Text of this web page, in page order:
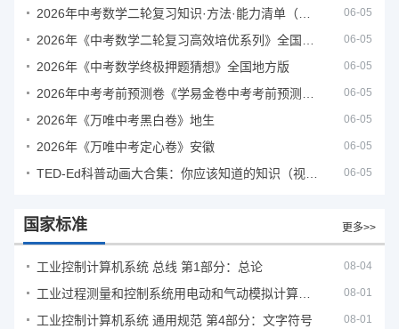
06-05
06-05
2026年《中考数学终极押题猜想》全国地方版 06-05
06-05
2026年《万唯中考黑白卷》地生 06-05
2026年《万唯中考定心卷》安徽 06-05
06-05
国家标准 更多>>
工业控制计算机系统 总线 第1部分：总论 08-04
08-01
工业控制计算机系统 通用规范 第4部分：文字符号 08-01